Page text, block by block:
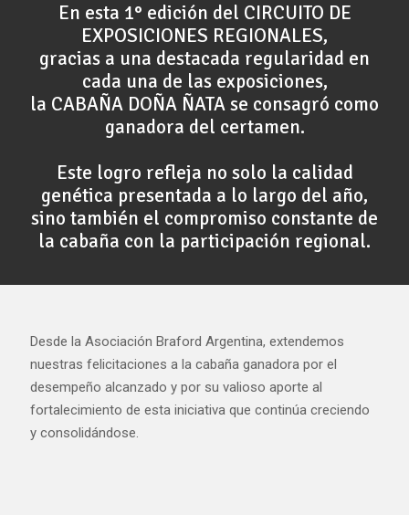
En esta 1° edición del CIRCUITO DE
EXPOSICIONES REGIONALES,
gracias a una destacada regularidad en
cada una de las exposiciones,
la CABAÑA DOÑA ÑATA se consagró como
ganadora del certamen.
Este logro refleja no solo la calidad
genética presentada a lo largo del año,
sino también el compromiso constante de
la cabaña con la participación regional.
Desde la Asociación Braford Argentina, extendemos
nuestras felicitaciones a la cabaña ganadora por el
desempeño alcanzado y por su valioso aporte al
fortalecimiento de esta iniciativa que continúa creciendo
y consolidándose.